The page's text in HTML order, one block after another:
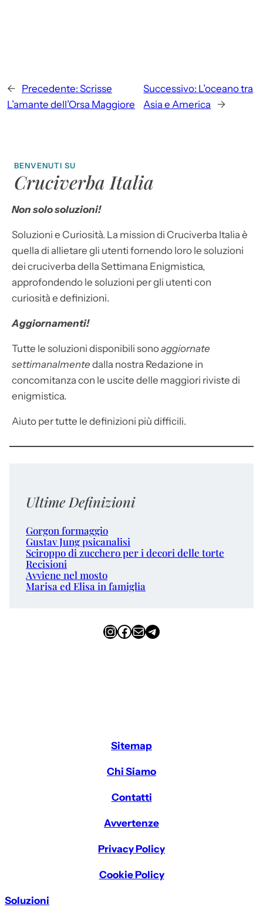
← Precedente: Scrisse
L’amante dell’Orsa Maggiore
Successivo: L’oceano tra
Asia e America
→
BENVENUTI SU
Cruciverba Italia
Non solo soluzioni!
Soluzioni e Curiosità. La mission di Cruciverba Italia è
quella di allietare gli utenti fornendo loro le soluzioni
dei cruciverba della Settimana Enigmistica,
approfondendo le soluzioni per gli utenti con
curiosità e definizioni.
Aggiornamenti!
Tutte le soluzioni disponibili sonoaggiornate
settimanalmente dalla nostra Redazione in
concomitanza con le uscite delle maggiori riviste di
enigmistica.
Aiuto per tutte le definizioni più difficili.
Ultime Definizioni
Gorgon formaggio
Gustav Jung psicanalisi
Sciroppo di zucchero per i decori delle torte
Recisioni
Avviene nel mosto
Marisa ed Elisa in famiglia
InstagramFacebook Email Telegram
Sitemap
Chi Siamo
Contatti
Avvertenze
Privacy Policy
Cookie Policy
Soluzioni